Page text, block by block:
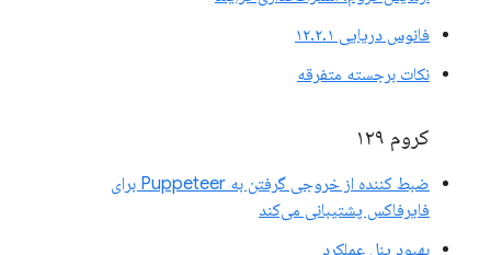
فانوس دریایی ۱۲.۲.۱
نکات برجسته متفرقه
کروم ۱۲۹
ضبط کننده از خروجی گرفتن به Puppeteer برای
فایرفاکس پشتیبانی می‌کند
بهبود پنل عملکرد